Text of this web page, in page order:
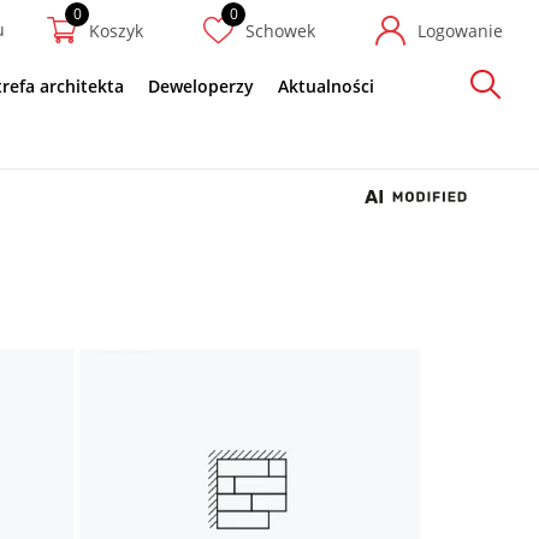
Koszyk Schowek Logowanie
architekta Deweloperzy Aktualności
Szukaj